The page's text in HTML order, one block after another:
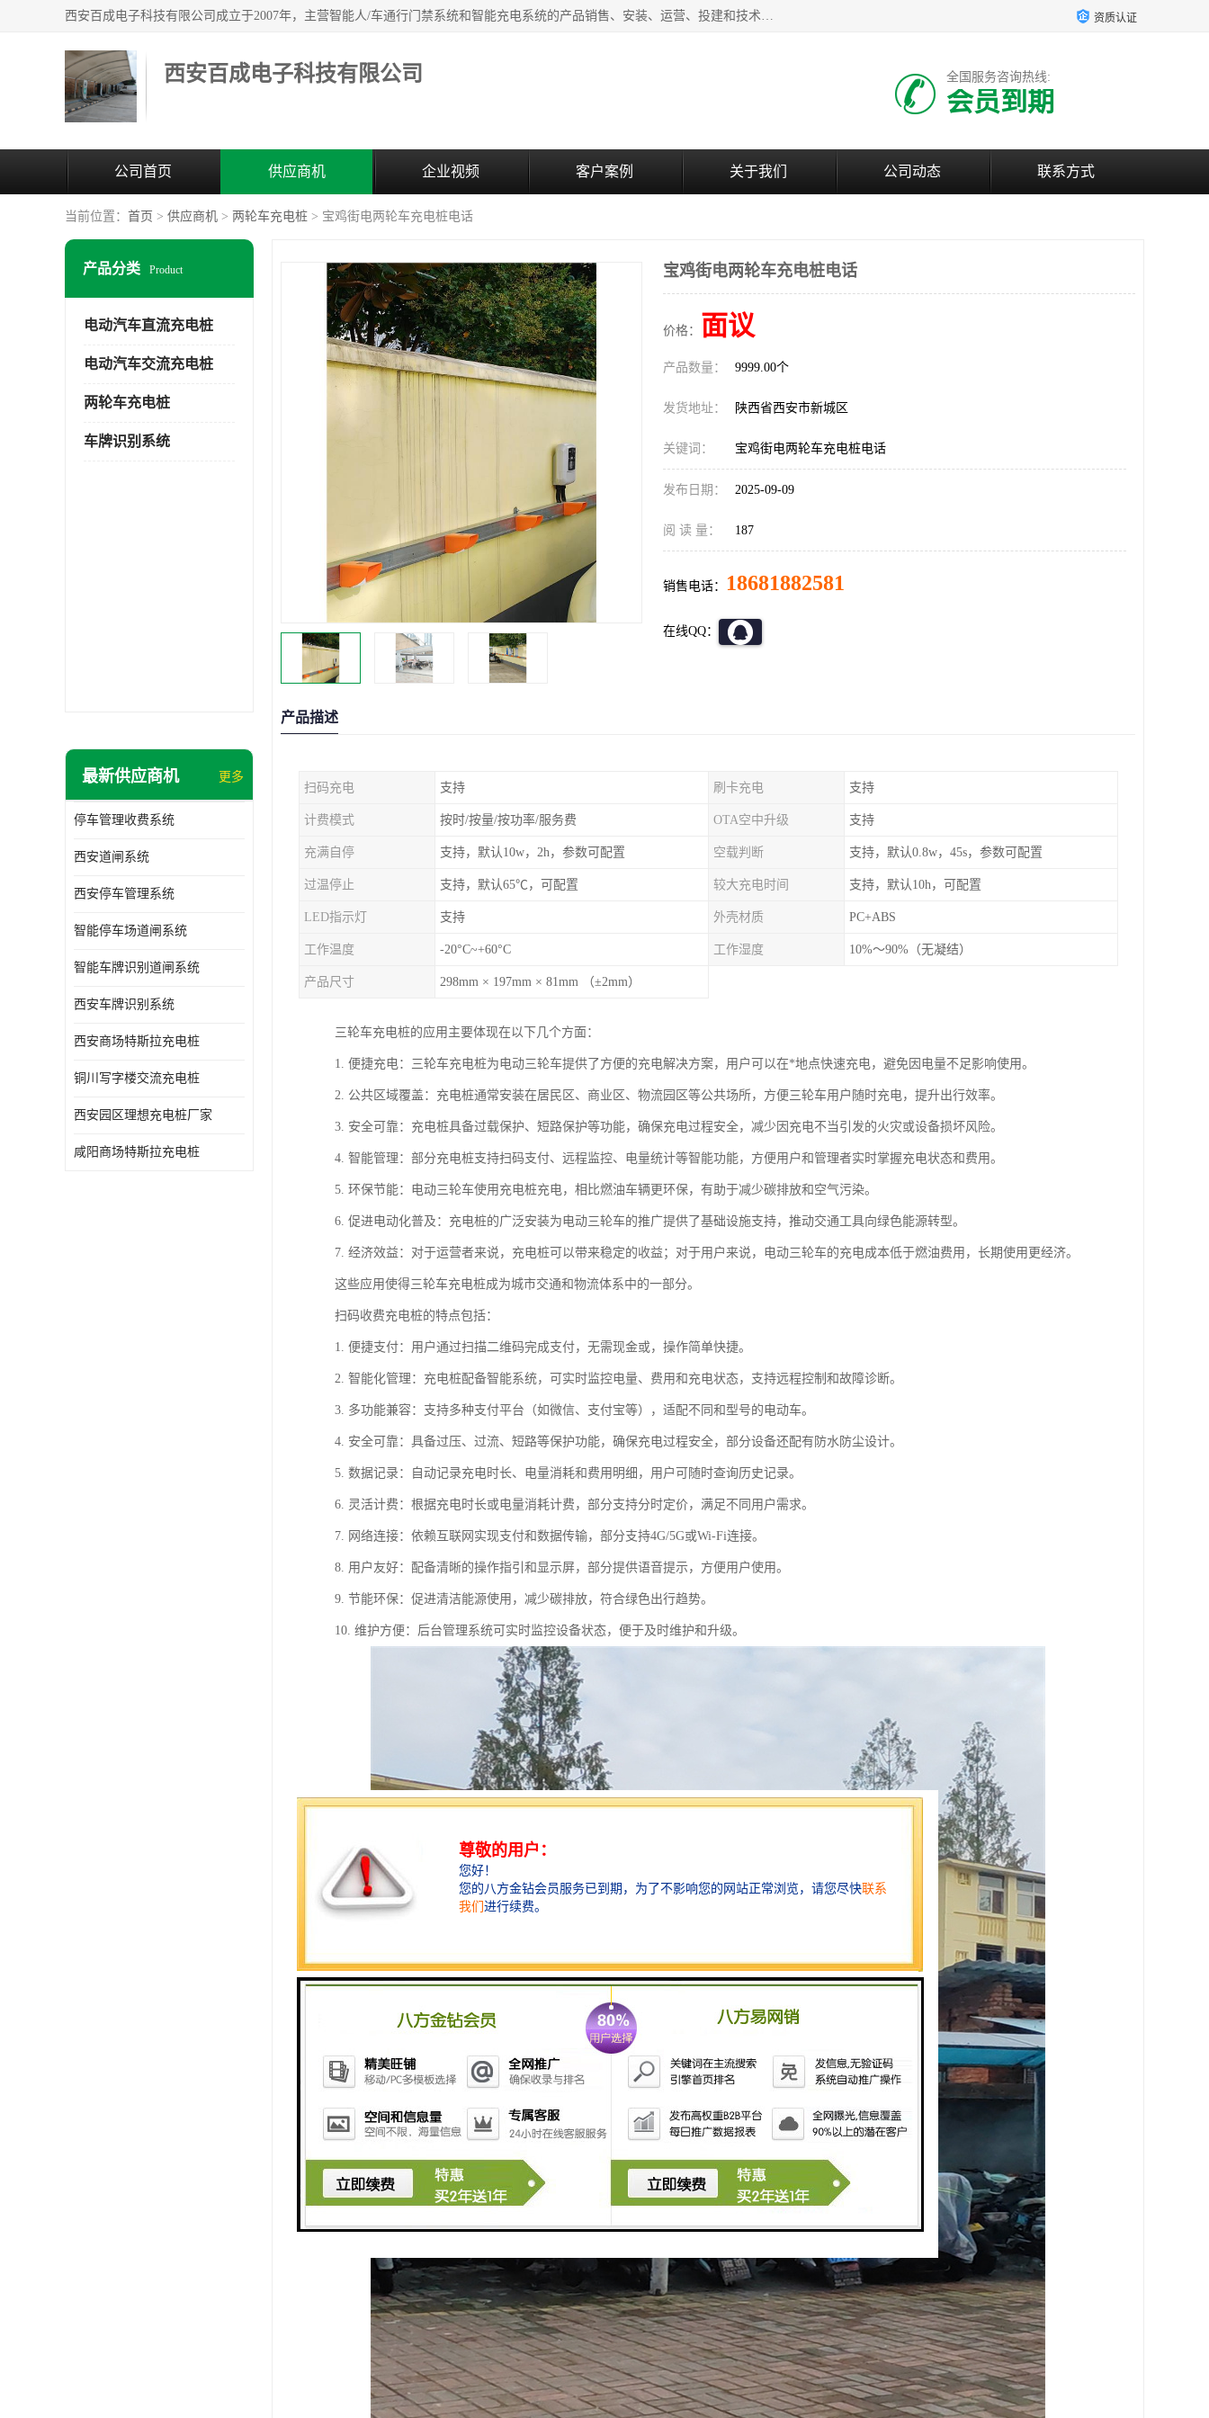
西安百成电子科技有限公司成立于2007年，主营智能人/车通行门禁系统和智能充电系统的产品销售、安装、运营、投建和技术服务为一体的高/新/技/术企业；主要产品有：智能停车场管理系统、车牌识别、汽车充电桩、两轮充电桩、道闸系统、门禁系统、人脸识别、通道闸、门禁管理系统、人行通道管理、车辆通行管理等。 资质认证
西安百成电子科技有限公司 全国服务咨询热线:
会员到期
公司首页 供应商机 企业视频 客户案例 关于我们 公司动态 联系方式
当前位置： 首页 > 供应商机 > 两轮车充电桩 > 宝鸡街电两轮车充电桩电话
产品分类 Product
电动汽车直流充电桩
电动汽车交流充电桩
两轮车充电桩
车牌识别系统
最新供应商机 更多
停车管理收费系统
西安道闸系统
西安停车管理系统
智能停车场道闸系统
智能车牌识别道闸系统
西安车牌识别系统
西安商场特斯拉充电桩
铜川写字楼交流充电桩
西安园区理想充电桩厂家
咸阳商场特斯拉充电桩
宝鸡街电两轮车充电桩电话
价格： 面议
产品数量： 9999.00个
发货地址： 陕西省西安市新城区
关键词： 宝鸡街电两轮车充电桩电话
发布日期： 2025-09-09
阅 读 量： 187
销售电话： 18681882581
在线QQ：
产品描述
扫码充电 支持 刷卡充电 支持
计费模式 按时/按量/按功率/服务费 OTA空中升级 支持
充满自停 支持，默认10w，2h，参数可配置 空载判断 支持，默认0.8w，45s，参数可配置
过温停止 支持，默认65℃，可配置 较大充电时间 支持，默认10h，可配置
LED指示灯 支持 外壳材质 PC+ABS
工作温度 -20°C~+60°C 工作湿度 10%～90%（无凝结）
产品尺寸 298mm × 197mm × 81mm （±2mm）
三轮车充电桩的应用主要体现在以下几个方面：
1. 便捷充电：三轮车充电桩为电动三轮车提供了方便的充电解决方案，用户可以在*地点快速充电，避免因电量不足影响使用。
2. 公共区域覆盖：充电桩通常安装在居民区、商业区、物流园区等公共场所，方便三轮车用户随时充电，提升出行效率。
3. 安全可靠：充电桩具备过载保护、短路保护等功能，确保充电过程安全，减少因充电不当引发的火灾或设备损坏风险。
4. 智能管理：部分充电桩支持扫码支付、远程监控、电量统计等智能功能，方便用户和管理者实时掌握充电状态和费用。
5. 环保节能：电动三轮车使用充电桩充电，相比燃油车辆更环保，有助于减少碳排放和空气污染。
6. 促进电动化普及：充电桩的广泛安装为电动三轮车的推广提供了基础设施支持，推动交通工具向绿色能源转型。
7. 经济效益：对于运营者来说，充电桩可以带来稳定的收益；对于用户来说，电动三轮车的充电成本低于燃油费用，长期使用更经济。
这些应用使得三轮车充电桩成为城市交通和物流体系中的一部分。
扫码收费充电桩的特点包括：
1. 便捷支付：用户通过扫描二维码完成支付，无需现金或，操作简单快捷。
2. 智能化管理：充电桩配备智能系统，可实时监控电量、费用和充电状态，支持远程控制和故障诊断。
3. 多功能兼容：支持多种支付平台（如微信、支付宝等），适配不同和型号的电动车。
4. 安全可靠：具备过压、过流、短路等保护功能，确保充电过程安全，部分设备还配有防水防尘设计。
5. 数据记录：自动记录充电时长、电量消耗和费用明细，用户可随时查询历史记录。
6. 灵活计费：根据充电时长或电量消耗计费，部分支持分时定价，满足不同用户需求。
7. 网络连接：依赖互联网实现支付和数据传输，部分支持4G/5G或Wi-Fi连接。
8. 用户友好：配备清晰的操作指引和显示屏，部分提供语音提示，方便用户使用。
9. 节能环保：促进清洁能源使用，减少碳排放，符合绿色出行趋势。
10. 维护方便：后台管理系统可实时监控设备状态，便于及时维护和升级。